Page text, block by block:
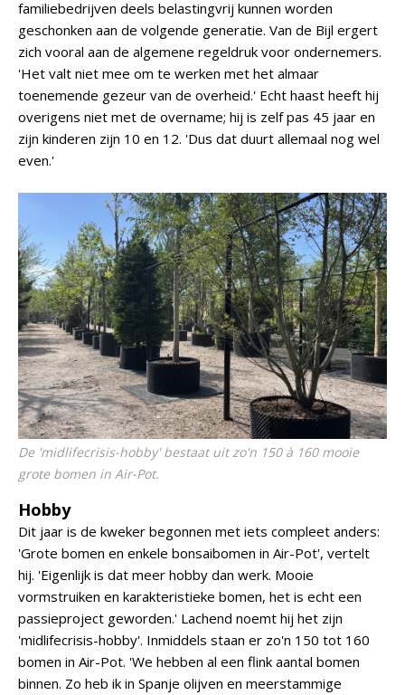
familiebedrijven deels belastingvrij kunnen worden
geschonken aan de volgende generatie. Van de Bijl ergert
zich vooral aan de algemene regeldruk voor ondernemers.
'Het valt niet mee om te werken met het almaar
toenemende gezeur van de overheid.' Echt haast heeft hij
overigens niet met de overname; hij is zelf pas 45 jaar en
zijn kinderen zijn 10 en 12. 'Dus dat duurt allemaal nog wel
even.'
De 'midlifecrisis-hobby' bestaat uit zo'n 150 à 160 mooie
grote bomen in Air-Pot.
Hobby
Dit jaar is de kweker begonnen met iets compleet anders:
'Grote bomen en enkele bonsaibomen in Air-Pot', vertelt
hij. 'Eigenlijk is dat meer hobby dan werk. Mooie
vormstruiken en karakteristieke bomen, het is echt een
passieproject geworden.' Lachend noemt hij het zijn
'midlifecrisis-hobby'. Inmiddels staan er zo'n 150 tot 160
bomen in Air-Pot. 'We hebben al een flink aantal bomen
binnen. Zo heb ik in Spanje olijven en meerstammige